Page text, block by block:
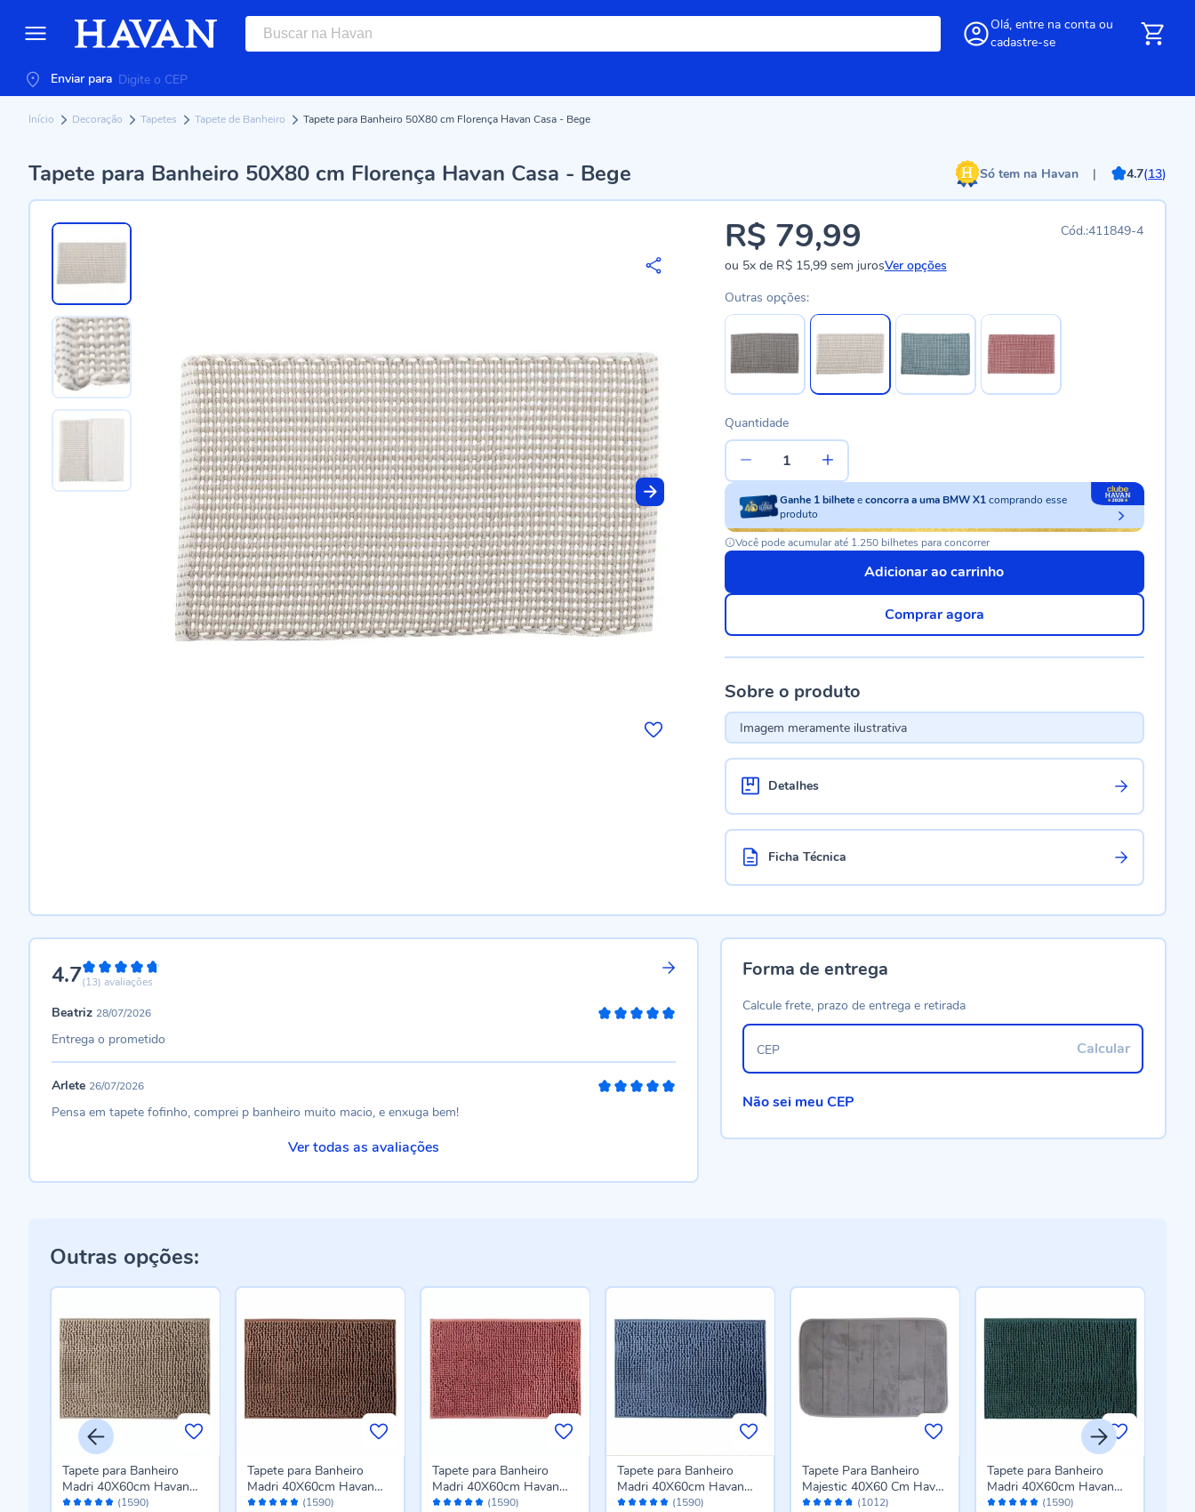
Olá, entre na conta ou
cadastre-se
Enviar para
Início Decoração Tapetes Tapete de Banheiro Tapete para Banheiro 50X80 cm Florença Havan Casa - Bege
Tapete para Banheiro 50X80 cm Florença Havan Casa - Bege Só tem na Havan | 4.7(13)
411849-4
R$ 79,99
ou 5xde R$ 15,99sem jurosVer opções
Outras opções:
Quantidade
Ganhe 1 bilhete econcorra a uma BMW X1comprando esse
produto
Você pode acumular até 1.250 bilhetes para concorrer
Adicionar ao carrinho
Comprar agora
Sobre o produto
Imagem meramente ilustrativa
Detalhes
Ficha Técnica
4.794%
(13) avaliações
Beatriz 28/07/2026
Entrega o prometido
Arlete 26/07/2026
Pensa em tapete fofinho, comprei p banheiro muito macio, e enxuga bem!
Ver todas as avaliações
Forma de entrega
Calcule frete, prazo de entrega e retirada
Calcular
CEP
Não sei meu CEP
Outras opções:
Avaliação: (1590)
Tapete para Banheiro
Madri 40X60cm Havan
Casa - Bege Novo
Avaliação: (1590)
Tapete para Banheiro
Madri 40X60cm Havan
Casa - Taupe
Avaliação: (1590)
Tapete para Banheiro
Madri 40X60cm Havan
Casa - Rose
Avaliação: (1590)
Tapete para Banheiro
Madri 40X60cm Havan
Casa - Azul Jeans
Avaliação: (1012)
Tapete Para Banheiro
Majestic 40X60 Cm Havan
Casa - Cinza Listra
Avaliação: (1590)
Tapete para Banheiro
Madri 40X60cm Havan
Casa - Verde Malaquita